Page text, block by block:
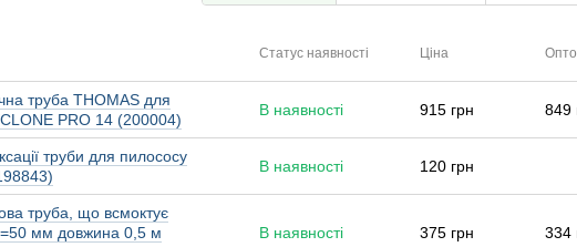
Статус наявності Ціна
труба THOMAS для
PRO 14 (200004)
В наявності 915 грн 849
труби для пилососу
В наявності 120 грн
труба, що всмоктує
мм довжина 0,5 м
В наявності 375 грн 334